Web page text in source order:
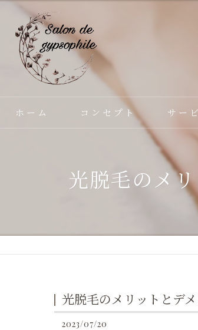
ホーム コンセプト サー
光脱毛のメ
光脱毛のメリットとデ
2023/07/20